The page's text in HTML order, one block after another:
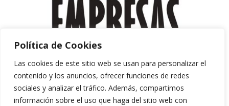
Política de Cookies
Las cookies de este sitio web se usan para personalizar el
contenido y los anuncios, ofrecer funciones de redes
sociales y analizar el tráfico. Además, compartimos
información sobre el uso que haga del sitio web con